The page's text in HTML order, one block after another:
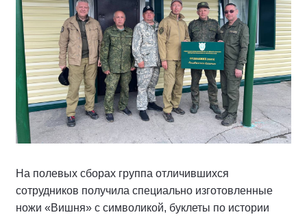
На полевых сборах группа отличившихся
сотрудников получила специально изготовленные
ножи «Вишня» с символикой, буклеты по истории